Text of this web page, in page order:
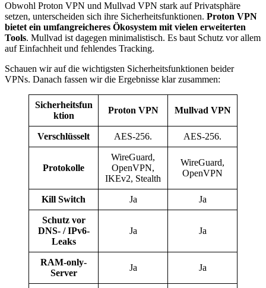
Obwohl Proton VPN und Mullvad VPN stark auf Privatsphäre
setzen, unterscheiden sich ihre Sicherheitsfunktionen. Proton VPN
bietet ein umfangreicheres Ökosystem mit vielen erweiterten
Tools. Mullvad ist dagegen minimalistisch. Es baut Schutz vor allem
auf Einfachheit und fehlendes Tracking.
Schauen wir auf die wichtigsten Sicherheitsfunktionen beider
VPNs. Danach fassen wir die Ergebnisse klar zusammen:
Sicherheitsfun
ktion
Proton VPN Mullvad VPN
Verschlüsselt AES-256. AES-256.
Protokolle
WireGuard,
OpenVPN,
IKEv2, Stealth
WireGuard,
OpenVPN
Kill Switch Ja Ja
Schutz vor
DNS- / IPv6-
Leaks
Ja Ja
RAM-only-
Server
Ja Ja